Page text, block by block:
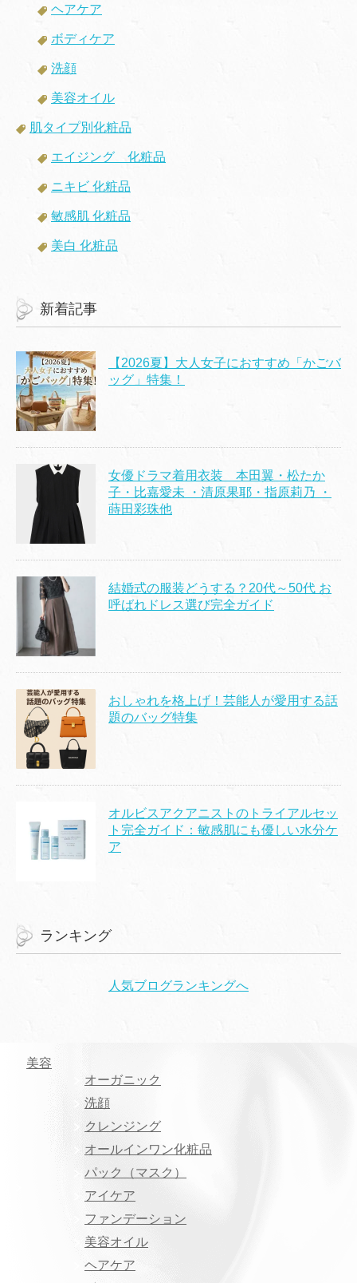
ヘアケア
ボディケア
洗顔
美容オイル
肌タイプ別化粧品
エイジング 化粧品
ニキビ 化粧品
敏感肌 化粧品
美白 化粧品
新着記事
【2026夏】大人女子におすすめ「かごバ
ッグ」特集！
女優ドラマ着用衣装 本田翼・松たか
子・比嘉愛未 ・清原果耶・指原莉乃 ・
蒔田彩珠他
結婚式の服装どうする？20代～50代 お
呼ばれドレス選び完全ガイド
おしゃれを格上げ！芸能人が愛用する話
題のバッグ特集
オルビスアクアニストのトライアルセッ
ト完全ガイド：敏感肌にも優しい水分ケ
ア
ランキング
人気ブログランキングへ
美容
オーガニック
洗顔
クレンジング
オールインワン化粧品
パック（マスク）
アイケア
ファンデーション
美容オイル
ヘアケア